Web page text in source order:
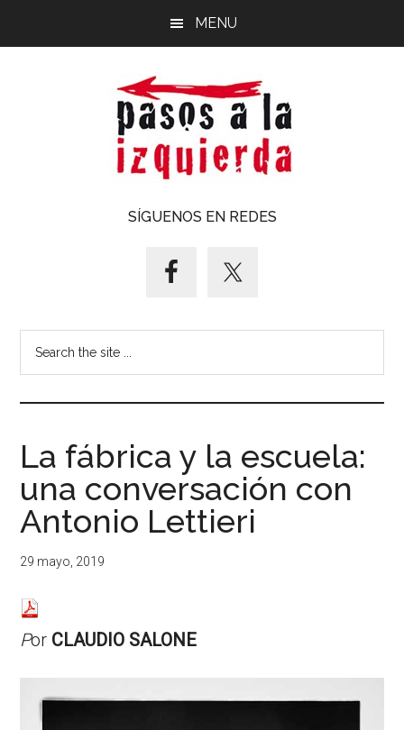
MENU
Pasos
izquierda
Tanteos.
Cruces
de
caminos
SÍGUENOS EN REDES
La fábrica y la escuela:
una conversación con
Antonio Lettieri
29 mayo, 2019
Por CLAUDIO SALONE